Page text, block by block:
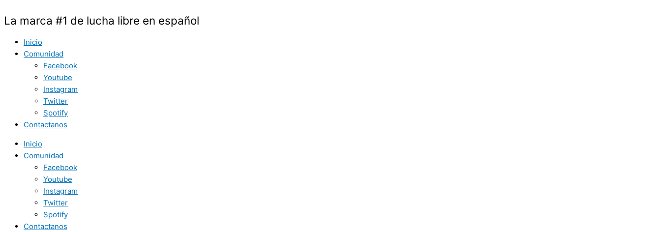
alLa marca #1 de lucha libre en español
Inicio
Comunidad
Facebook
Youtube
Instagram
Twitter
Spotify
Contactanos
Inicio
Comunidad
Facebook
Youtube
Instagram
Twitter
Spotify
Contactanos